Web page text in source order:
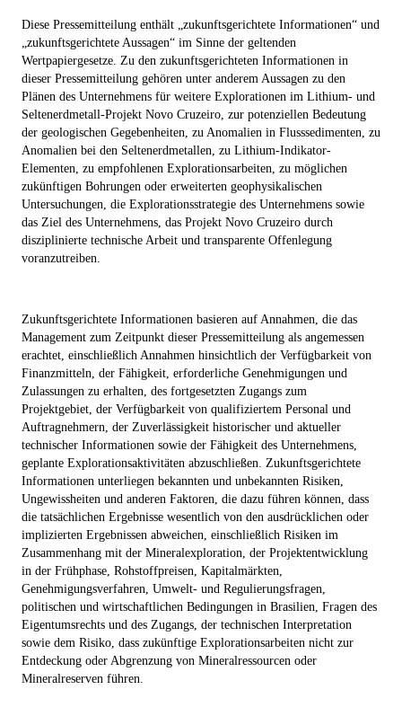
Diese Pressemitteilung enthält „zukunftsgerichtete Informationen“ und
„zukunftsgerichtete Aussagen“ im Sinne der geltenden
Wertpapiergesetze. Zu den zukunftsgerichteten Informationen in
dieser Pressemitteilung gehören unter anderem Aussagen zu den
Plänen des Unternehmens für weitere Explorationen im Lithium- und
Seltenerdmetall-Projekt Novo Cruzeiro, zur potenziellen Bedeutung
der geologischen Gegebenheiten, zu Anomalien in Flusssedimenten, zu
Anomalien bei den Seltenerdmetallen, zu Lithium-Indikator-
Elementen, zu empfohlenen Explorationsarbeiten, zu möglichen
zukünftigen Bohrungen oder erweiterten geophysikalischen
Untersuchungen, die Explorationsstrategie des Unternehmens sowie
das Ziel des Unternehmens, das Projekt Novo Cruzeiro durch
disziplinierte technische Arbeit und transparente Offenlegung
voranzutreiben.
Zukunftsgerichtete Informationen basieren auf Annahmen, die das
Management zum Zeitpunkt dieser Pressemitteilung als angemessen
erachtet, einschließlich Annahmen hinsichtlich der Verfügbarkeit von
Finanzmitteln, der Fähigkeit, erforderliche Genehmigungen und
Zulassungen zu erhalten, des fortgesetzten Zugangs zum
Projektgebiet, der Verfügbarkeit von qualifiziertem Personal und
Auftragnehmern, der Zuverlässigkeit historischer und aktueller
technischer Informationen sowie der Fähigkeit des Unternehmens,
geplante Explorationsaktivitäten abzuschließen. Zukunftsgerichtete
Informationen unterliegen bekannten und unbekannten Risiken,
Ungewissheiten und anderen Faktoren, die dazu führen können, dass
die tatsächlichen Ergebnisse wesentlich von den ausdrücklichen oder
implizierten Ergebnissen abweichen, einschließlich Risiken im
Zusammenhang mit der Mineralexploration, der Projektentwicklung
in der Frühphase, Rohstoffpreisen, Kapitalmärkten,
Genehmigungsverfahren, Umwelt- und Regulierungsfragen,
politischen und wirtschaftlichen Bedingungen in Brasilien, Fragen des
Eigentumsrechts und des Zugangs, der technischen Interpretation
sowie dem Risiko, dass zukünftige Explorationsarbeiten nicht zur
Entdeckung oder Abgrenzung von Mineralressourcen oder
Mineralreserven führen.